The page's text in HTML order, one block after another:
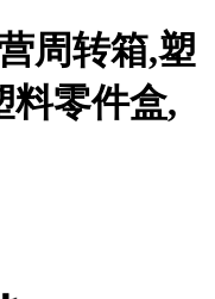
周转箱,塑
料零件盒,